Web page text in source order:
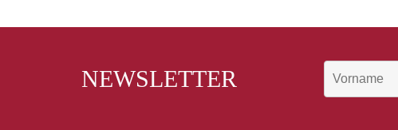
NEWSLETTER